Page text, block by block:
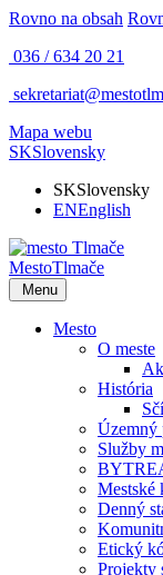
Rovno na obsah
036 / 634 20 21
Mapa webu
SKSlovensky
SKSlovensky
ENEnglish
MestoTlmače
Menu
Mesto
O meste
História
Územný
Služby
Mestské
Denný
Etický
Projekty